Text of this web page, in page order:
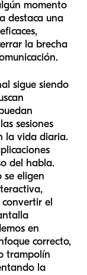
momento
destaca una
la brecha
sigue siendo
sesiones
la vida diaria.
del habla.
se eligen
el
en
correcto,
trampolín
la